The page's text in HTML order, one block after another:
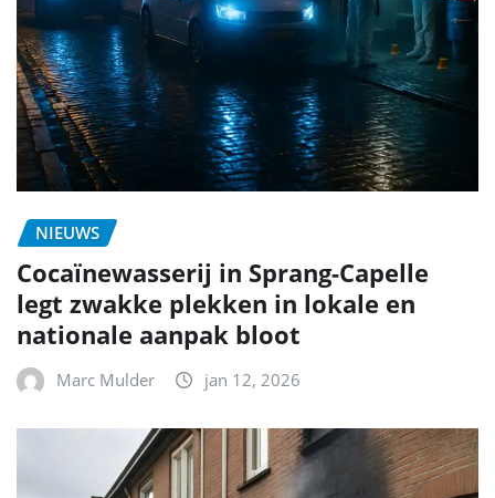
NIEUWS
Cocaïnewasserij in Sprang-Capelle
legt zwakke plekken in lokale en
nationale aanpak bloot
Marc Mulder jan 12, 2026